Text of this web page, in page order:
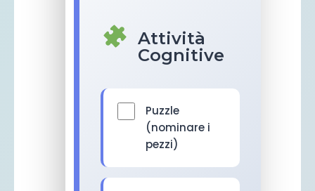
Attività
Cognitive
Puzzle
(nominare i
pezzi)